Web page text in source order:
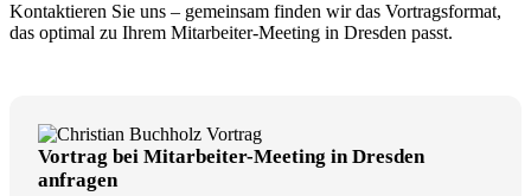
Kontaktieren Sie uns – gemeinsam finden wir das Vortragsformat,
das optimal zu Ihrem Mitarbeiter-Meeting in Dresden passt.
Vortrag bei Mitarbeiter-Meeting in Dresden
anfragen